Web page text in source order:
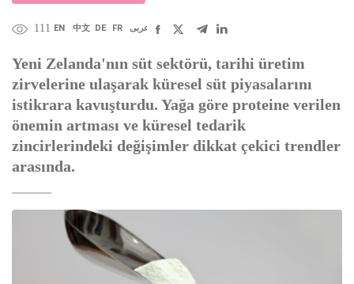
111 EN 中文 DE FR عربى
Yeni Zelanda'nın süt sektörü, tarihi üretim
zirvelerine ulaşarak küresel süt piyasalarını
istikrara kavuşturdu. Yağa göre proteine verilen
önemin artması ve küresel tedarik
zincirlerindeki değişimler dikkat çekici trendler
arasında.